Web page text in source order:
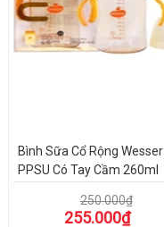
Bình Sữa Cổ Rộng Wesser
PPSU Có Tay Cầm 260ml
250.000₫
255.000₫